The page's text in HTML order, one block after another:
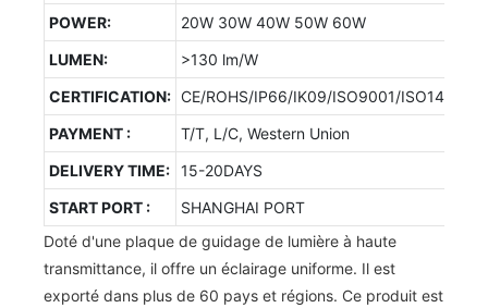
POWER:
20W 30W 40W 50W 60W
LUMEN:
>130 lm/W
CERTIFICATION: CE/ROHS/IP66/IK09/ISO9001/ISO14001/
PAYMENT :
T/T, L/C, Western Union
DELIVERY TIME: 15-20DAYS
START PORT :
SHANGHAI PORT
Doté d'une plaque de guidage de lumière à haute
transmittance, il offre un éclairage uniforme. Il est
exporté dans plus de 60 pays et régions. Ce produit est